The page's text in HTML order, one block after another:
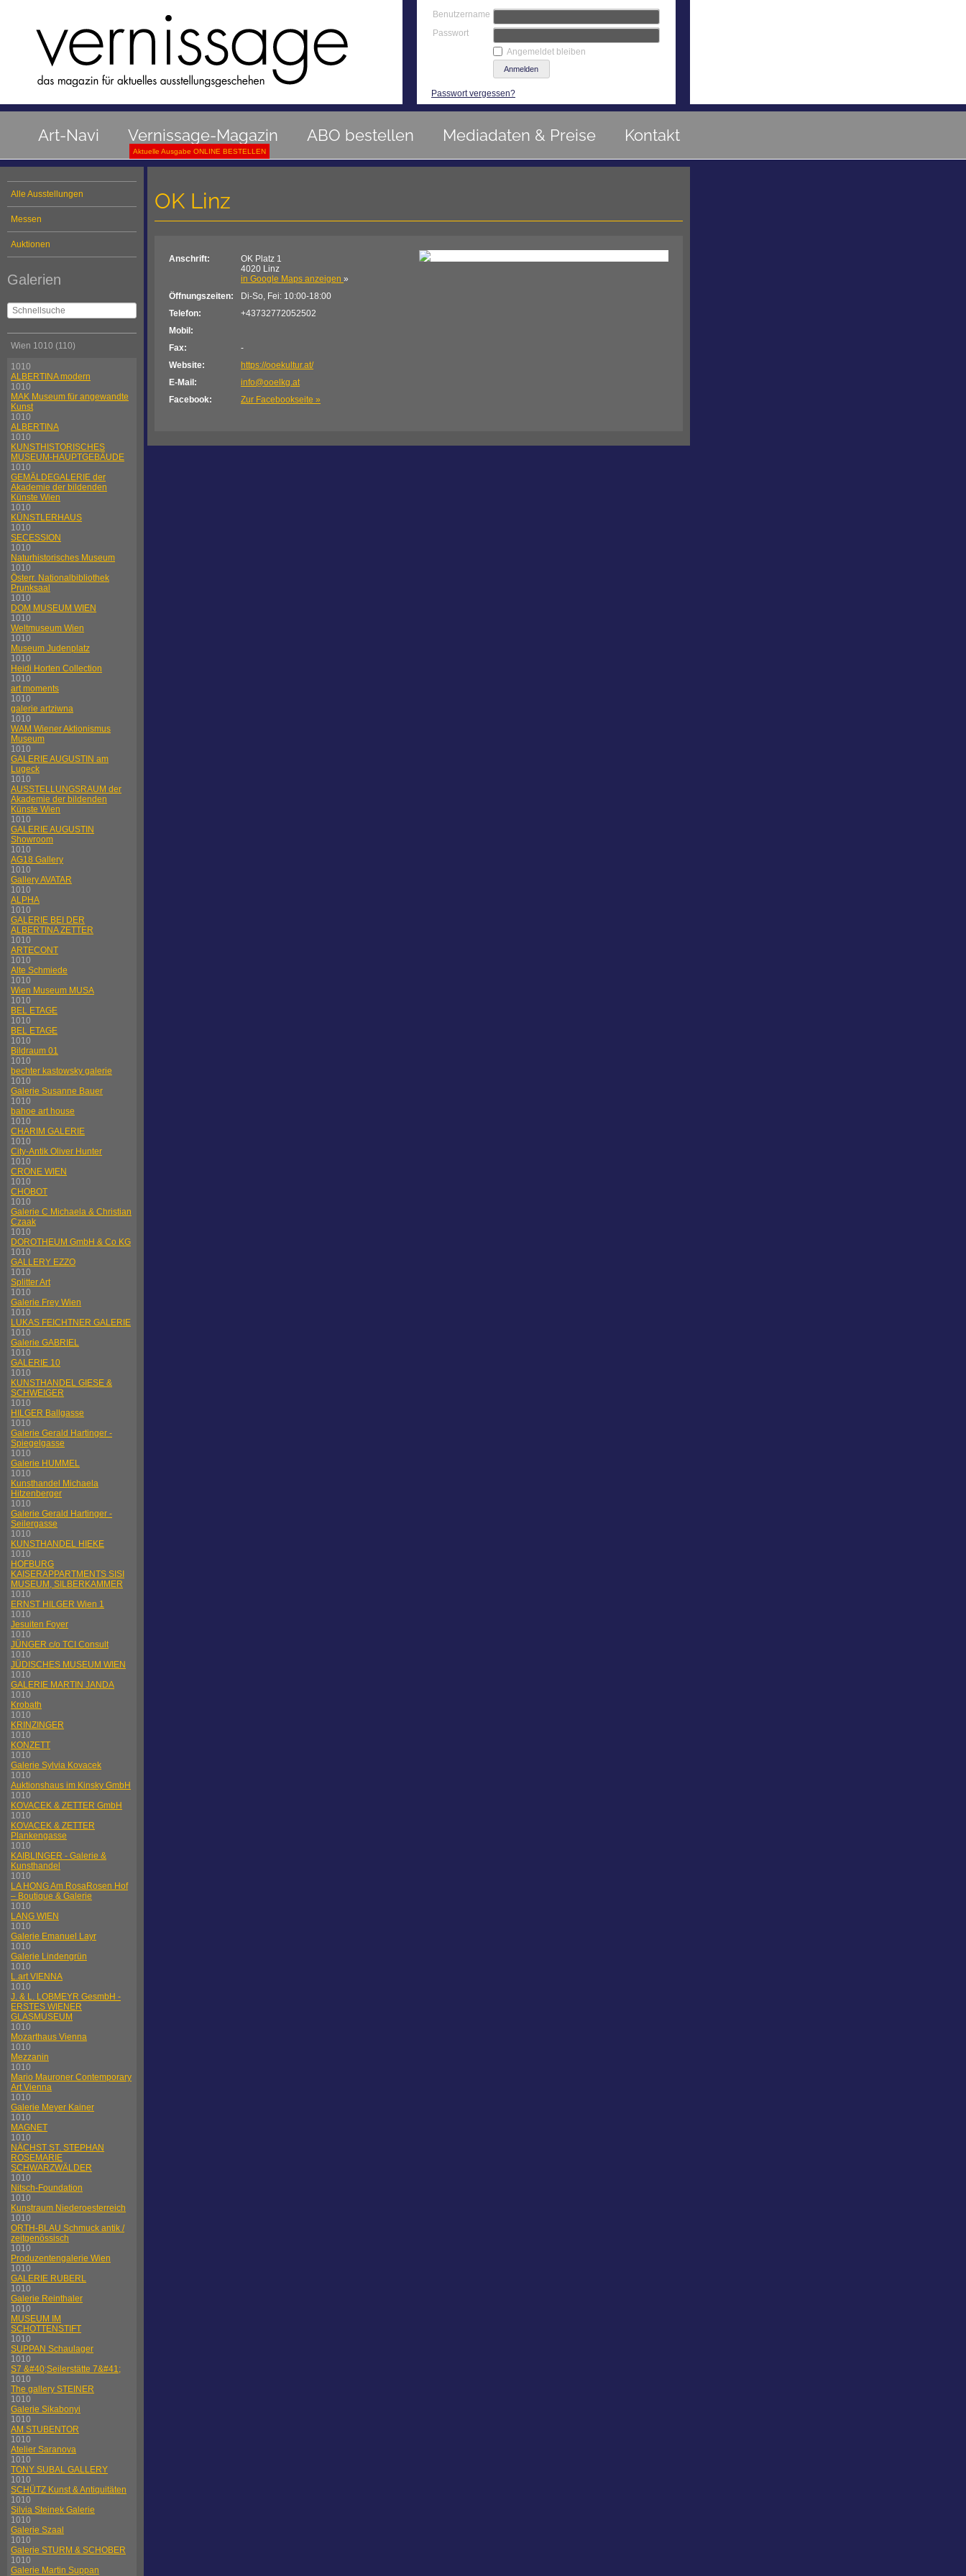
Benutzername
Passwort
Angemeldet bleiben
Passwort vergessen?
Art-Navi Vernissage-Magazin ABO bestellen Mediadaten & Preise Kontakt
Aktuelle Ausgabe ONLINE BESTELLEN
Alle Ausstellungen
Messen
Auktionen
Galerien
Wien 1010 (110)
1010
ALBERTINA modern
1010
MAK Museum für angewandte
Kunst
1010
ALBERTINA
1010
KUNSTHISTORISCHES
MUSEUM-HAUPTGEBÄUDE
1010
GEMÄLDEGALERIE der
Akademie der bildenden
Künste Wien
1010
KÜNSTLERHAUS
1010
SECESSION
1010
Naturhistorisches Museum
1010
Österr. Nationalbibliothek
Prunksaal
1010
DOM MUSEUM WIEN
1010
Weltmuseum Wien
1010
Museum Judenplatz
1010
Heidi Horten Collection
1010
art moments
1010
galerie artziwna
1010
WAM Wiener Aktionismus
Museum
1010
GALERIE AUGUSTIN am
Lugeck
1010
AUSSTELLUNGSRAUM der
Akademie der bildenden
Künste Wien
1010
GALERIE AUGUSTIN
Showroom
1010
AG18 Gallery
1010
Gallery AVATAR
1010
ALPHA
1010
GALERIE BEI DER
ALBERTINA ZETTER
1010
ARTECONT
1010
Alte Schmiede
1010
Wien Museum MUSA
1010
BEL ETAGE
1010
BEL ETAGE
1010
Bildraum 01
1010
bechter kastowsky galerie
1010
Galerie Susanne Bauer
1010
bahoe art house
1010
CHARIM GALERIE
1010
City-Antik Oliver Hunter
1010
CRONE WIEN
1010
CHOBOT
1010
Galerie C Michaela & Christian
Czaak
1010
DOROTHEUM GmbH & Co KG
1010
GALLERY EZZO
1010
Splitter Art
1010
Galerie Frey Wien
1010
LUKAS FEICHTNER GALERIE
1010
Galerie GABRIEL
1010
GALERIE 10
1010
KUNSTHANDEL GIESE &
SCHWEIGER
1010
HILGER Ballgasse
1010
Galerie Gerald Hartinger -
Spiegelgasse
1010
Galerie HUMMEL
1010
Kunsthandel Michaela
Hitzenberger
1010
Galerie Gerald Hartinger -
Seilergasse
1010
KUNSTHANDEL HIEKE
1010
HOFBURG
KAISERAPPARTMENTS SISI
MUSEUM, SILBERKAMMER
1010
ERNST HILGER Wien 1
1010
Jesuiten Foyer
1010
JÜNGER c/o TCI Consult
1010
JÜDISCHES MUSEUM WIEN
1010
GALERIE MARTIN JANDA
1010
Krobath
1010
KRINZINGER
1010
KONZETT
1010
Galerie Sylvia Kovacek
1010
Auktionshaus im Kinsky GmbH
1010
KOVACEK & ZETTER GmbH
1010
KOVACEK & ZETTER
Plankengasse
1010
KAIBLINGER - Galerie &
Kunsthandel
1010
LA HONG Am RosaRosen Hof
– Boutique & Galerie
1010
LANG WIEN
1010
Galerie Emanuel Layr
1010
Galerie Lindengrün
1010
L.art VIENNA
1010
J. & L. LOBMEYR GesmbH -
ERSTES WIENER
GLASMUSEUM
1010
Mozarthaus Vienna
1010
Mezzanin
1010
Mario Mauroner Contemporary
Art Vienna
1010
Galerie Meyer Kainer
1010
MAGNET
1010
NÄCHST ST. STEPHAN
ROSEMARIE
SCHWARZWÄLDER
1010
Nitsch-Foundation
1010
Kunstraum Niederoesterreich
1010
ORTH-BLAU Schmuck antik /
zeitgenössisch
1010
Produzentengalerie Wien
1010
GALERIE RUBERL
1010
Galerie Reinthaler
1010
MUSEUM IM
SCHOTTENSTIFT
1010
SUPPAN Schaulager
1010
S7 &#40;Seilerstätte 7&#41;
1010
The gallery STEINER
1010
Galerie Sikabonyi
1010
AM STUBENTOR
1010
Atelier Saranova
1010
TONY SUBAL GALLERY
1010
SCHÜTZ Kunst & Antiquitäten
1010
Silvia Steinek Galerie
1010
Galerie Szaal
1010
Galerie STURM & SCHOBER
1010
Galerie Martin Suppan
OK Linz
Anschrift:
OK Platz 1
4020 Linz
in Google Maps anzeigen »
Öffnungszeiten:
Di-So, Fei: 10:00-18:00
Telefon:
+43732772052502
Mobil:
Fax:
-
Website:
https://ooekultur.at/
E-Mail:
info@ooelkg.at
Facebook:
Zur Facebookseite »